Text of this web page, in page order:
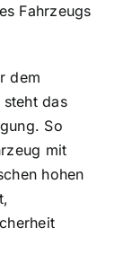
Fahrzeugs
dem
das
So
mit
hohen